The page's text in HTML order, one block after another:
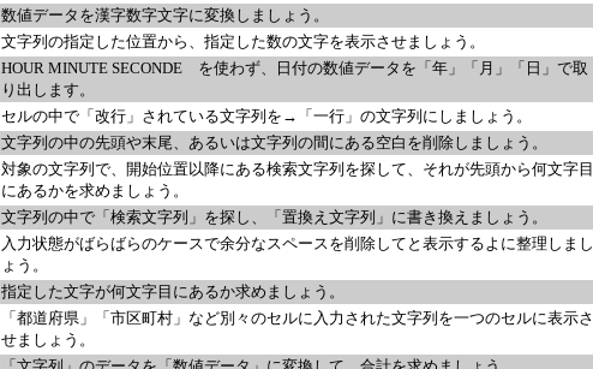
数値データを漢字数字文字に変換しましょう。
文字列の指定した位置から、指定した数の文字を表示させましょう。
HOUR MINUTE SECONDE を使わず、日付の数値データを「年」「月」「日」で取
り出します。
セルの中で「改行」されている文字列を→「一行」の文字列にしましょう。
文字列の中の先頭や末尾、あるいは文字列の間にある空白を削除しましょう。
対象の文字列で、開始位置以降にある検索文字列を探して、それが先頭から何文字目
にあるかを求めましょう。
文字列の中で「検索文字列」を探し、「置換え文字列」に書き換えましょう。
入力状態がばらばらのケースで余分なスペースを削除してと表示するよに整理しまし
ょう。
指定した文字が何文字目にあるか求めましょう。
「都道府県」「市区町村」など別々のセルに入力された文字列を一つのセルに表示さ
せましょう。